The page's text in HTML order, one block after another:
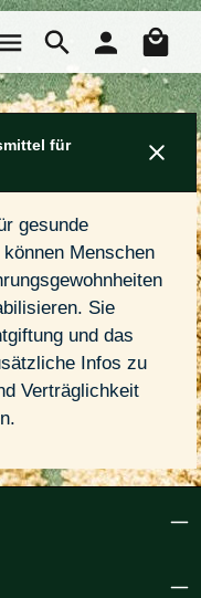
für
gesunde
Menschen
Sie
und das
Infos zu
Verträglichkeit